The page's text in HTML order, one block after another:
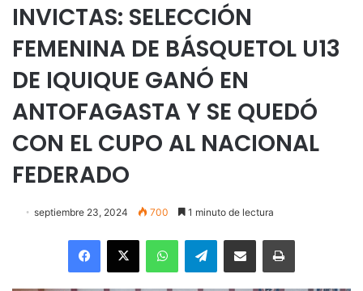
INVICTAS: SELECCIÓN
FEMENINA DE BÁSQUETOL U13
DE IQUIQUE GANÓ EN
ANTOFAGASTA Y SE QUEDÓ
CON EL CUPO AL NACIONAL
FEDERADO
septiembre 23, 2024 700 1 minuto de lectura
Facebook
X WhatsAppTelegramEnviar vía email Imprimir